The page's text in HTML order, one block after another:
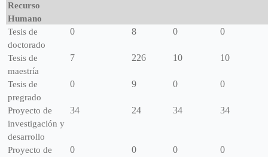
Recurso
Humano
Tesis de
doctorado
0 8 0 0
Tesis de
maestría
7 226 10 10
Tesis de
pregrado
0 9 0 0
Proyecto de
investigación y
desarrollo
34 24 34 34
Proyecto de
0 0 0 0